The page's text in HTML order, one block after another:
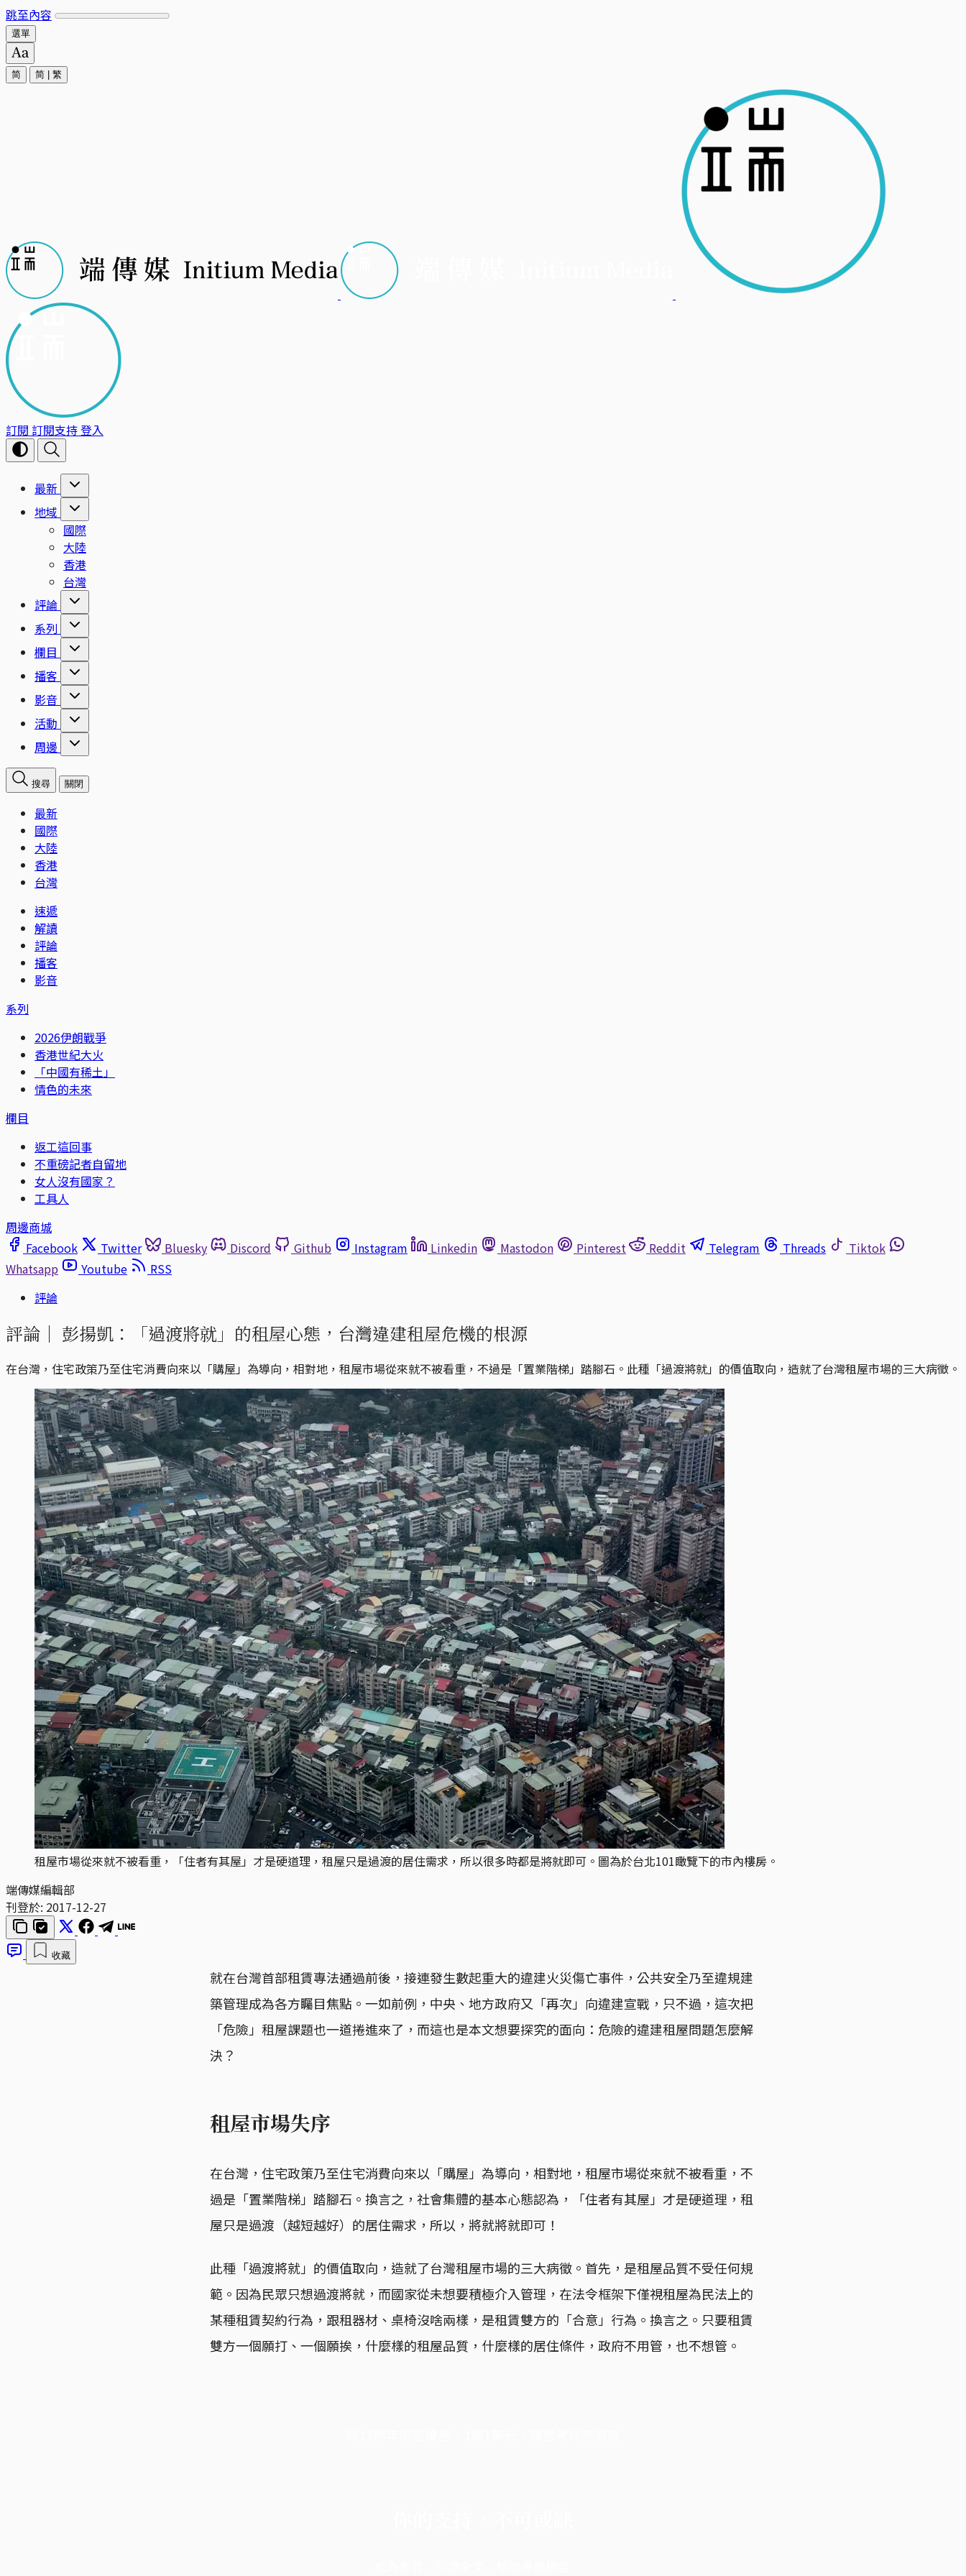
跳至內容
選單
简 简 繁
訂閱 訂閱支持登入
最新
地域
國際
大陸
香港
台灣
評論
系列
欄目
播客
影音
活動
周邊
搜尋 關閉
最新
國際
大陸
香港
台灣
速遞
解讀
評論
播客
影音
系列
2026伊朗戰爭
香港世紀大火
「中國有稀土」
情色的未來
欄目
返工這回事
不重磅記者自留地
女人沒有國家？
工具人
周邊商城
Facebook
Twitter Bluesky Discord Github Instagram Linkedin Mastodon Pinterest Reddit Telegram Threads
Tiktok
Whatsapp
Youtube
RSS
評論
評論｜ 彭揚凱：「過渡將就」的租屋心態，台灣違建租屋危機的根源
在台灣，住宅政策乃至住宅消費向來以「購屋」為導向，相對地，租屋市場從來就不被看重，不過是「置業階梯」踏腳石。此種「過渡將就」的價值取向，造就了台灣租屋市場的三大病徵。
租屋市場從來就不被看重，「住者有其屋」才是硬道理，租屋只是過渡的居住需求，所以很多時都是將就即可。圖為於台北101瞰覽下的市內樓房。
端傳媒編輯部
刊登於: 2017-12-27
收藏
就在台灣首部租賃專法通過前後，接連發生數起重大的違建火災傷亡事件，公共安全乃至違規建
築管理成為各方矚目焦點。一如前例，中央、地方政府又「再次」向違建宣戰，只不過，這次把
「危險」租屋課題也一道捲進來了，而這也是本文想要探究的面向：危險的違建租屋問題怎麼解
決？
租屋市場失序
在台灣，住宅政策乃至住宅消費向來以「購屋」為導向，相對地，租屋市場從來就不被看重，不
過是「置業階梯」踏腳石。換言之，社會集體的基本心態認為，「住者有其屋」才是硬道理，租
屋只是過渡（越短越好）的居住需求，所以，將就將就即可！
此種「過渡將就」的價值取向，造就了台灣租屋市場的三大病徵。首先，是租屋品質不受任何規
範。因為民眾只想過渡將就，而國家從未想要積極介入管理，在法令框架下僅視租屋為民法上的
某種租賃契約行為，跟租器材、桌椅沒啥兩樣，是租賃雙方的「合意」行為。換言之。只要租賃
雙方一個願打、一個願挨，什麼樣的租屋品質，什麼樣的居住條件，政府不用管，也不想管。